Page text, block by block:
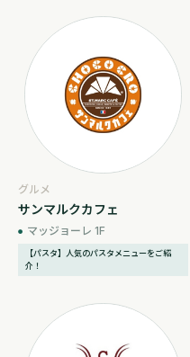
グルメ
サンマルクカフェ
マッジョーレ 1F
【パスタ】人気のパスタメニューをご紹
介！